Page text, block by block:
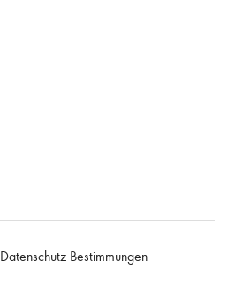
Datenschutz Bestimmungen